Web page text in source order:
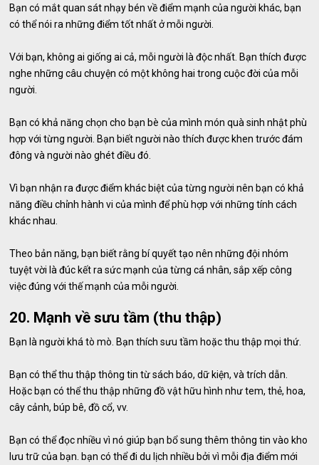
Bạn có mắt quan sát nhạy bén về điểm mạnh của người khác, bạn
có thể nói ra những điểm tốt nhất ở mỗi người.
Với bạn, không ai giống ai cả, mỗi người là độc nhất. Bạn thích được
nghe những câu chuyện có một không hai trong cuộc đời của mỗi
người.
Bạn có khả năng chọn cho bạn bè của mình món quà sinh nhật phù
hợp với từng người. Bạn biết người nào thích được khen trước đám
đông và người nào ghét điều đó.
Vì bạn nhận ra được điểm khác biệt của từng người nên bạn có khả
năng điều chỉnh hành vi của mình để phù hợp với những tính cách
khác nhau.
Theo bản năng, bạn biết rằng bí quyết tạo nên những đội nhóm
tuyệt vời là đúc kết ra sức mạnh của từng cá nhân, sắp xếp công
việc đúng với thế mạnh của mỗi người.
20. Mạnh về sưu tầm (thu thập)
Bạn là người khá tò mò. Bạn thích sưu tầm hoặc thu thập mọi thứ.
Bạn có thể thu thập thông tin từ sách báo, dữ kiện, và trích dẫn.
Hoặc bạn có thể thu thập những đồ vật hữu hình như tem, thẻ, hoa,
cây cảnh, búp bê, đồ cổ, vv.
Bạn có thể đọc nhiều vì nó giúp bạn bổ sung thêm thông tin vào kho
lưu trữ của bạn. bạn có thể đi du lịch nhiều bởi vì mỗi địa điểm mới